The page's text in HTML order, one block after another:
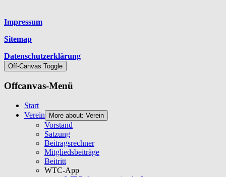
Impressum
Sitemap
Datenschutzerklärung
Off-Canvas Toggle
Offcanvas-Menü
Start
Verein
More about: Verein
Vorstand
Satzung
Beitragsrechner
Mitgliedsbeiträge
Beitritt
WTC-App